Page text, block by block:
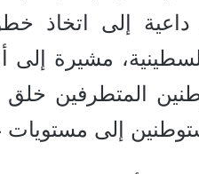
داعية إلى اتخاذ
مشيرة
المتطرفين
إلى مستويات